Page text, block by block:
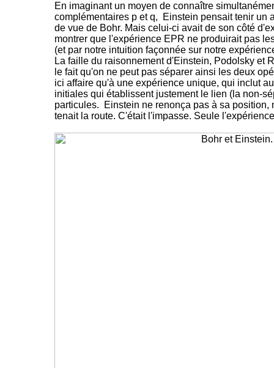
En imaginant un moyen de connaître
complémentaires p et q, Einstein pensait tenir un
de vue de Bohr. Mais celui-ci avait de son côté
montrer que l'expérience EPR ne produirait pas
(et par notre intuition façonnée sur notre
La faille du raisonnement d'Einstein, Podolsky et
le fait qu'on ne peut pas séparer ainsi les deux
ici affaire qu'à une expérience unique, qui inclut
initiales qui établissent justement le lien (la non-
particules. Einstein ne renonça pas à sa position,
tenait la route. C'était l'impasse. Seule